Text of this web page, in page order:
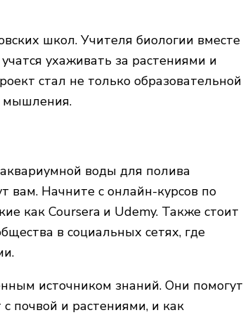
школ. Учителя биологии вместе
ухаживать за растениями и
стал не только образовательной
мышления.
воды для полива
вам. Начните с онлайн-курсов по
как Coursera и Udemy. Также стоит
в социальных сетях, где
источником знаний. Они помогут
почвой и растениями, и как